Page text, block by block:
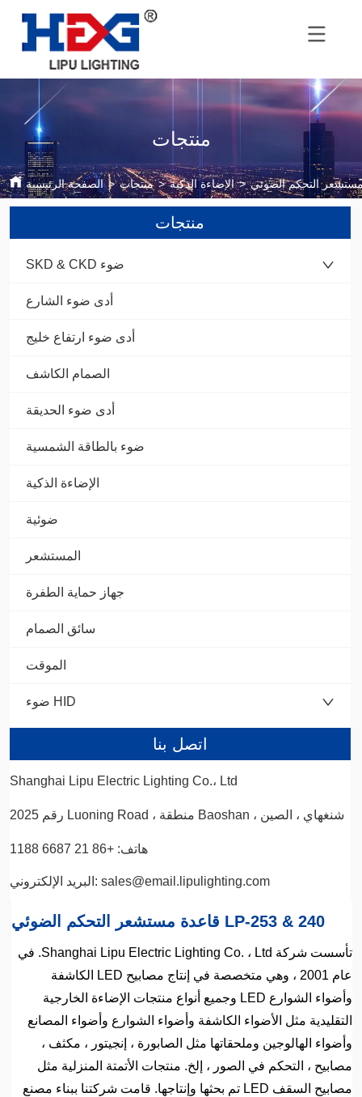
منتجات
الصفحة الرئيسية > منتجات > الإضاءة الذكية >
منتجات
SKD & CKD ضوء
أدى ضوء الشارع
أدى ضوء ارتفاع خليج
الصمام الكاشف
أدى ضوء الحديقة
ضوء بالطاقة الشمسية
الإضاءة الذكية
ضوئية
المستشعر
جهاز حماية الطفرة
سائق الصمام
الموقت
ضوء HID
اتصل بنا
Shanghai Lipu Electric Lighting Co.، Ltd
رقم 2025 Luoning Road ، منطقة Baoshan ، شنغهاي ، الصين
هاتف: +86 21 6687 1188
البريد الإلكتروني: sales@email.lipulighting.com
قاعدة مستشعر التحكم الضوئي LP-253 & 240
تأسست شركة Shanghai Lipu Electric Lighting Co. ، Ltd. في
عام 2001 ، وهي متخصصة في إنتاج مصابيح LED الكاشفة
وأضواء الشوارع LED وجميع أنواع منتجات الإضاءة الخارجية
التقليدية مثل الأضواء الكاشفة وأضواء الشوارع وأضواء المصانع
وأضواء الهالوجين وملحقاتها مثل الصابورة ، إنجيتور ، مكثف ،
مصابيح ، التحكم في الصور ، إلخ. منتجات الأتمتة المنزلية مثل
مصابيح السقف LED تم بحثها وإنتاجها. قامت شركتنا ببناء مصنع